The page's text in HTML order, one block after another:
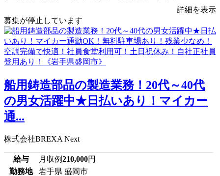
詳細を表示
募集が停止しています
船用鋳造部品の製造業務！20代～40代
の男女活躍中★日払いあり！マイカー
通...
株式会社BREXA Next
給与 月収例210,000円
勤務地
岩手県 盛岡市